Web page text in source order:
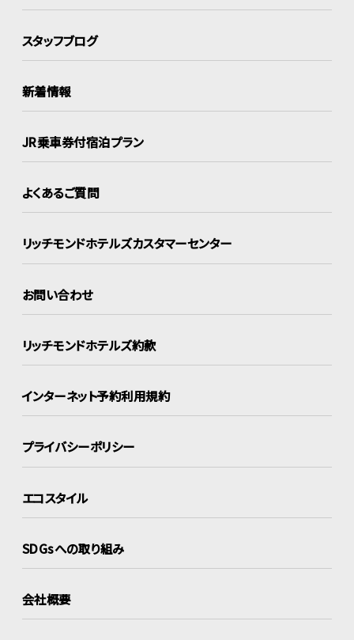
スタッフブログ
新着情報
JR乗車券付宿泊プラン
よくあるご質問
リッチモンドホテルズカスタマーセンター
お問い合わせ
リッチモンドホテルズ約款
インターネット予約利用規約
プライバシーポリシー
エコスタイル
SDGsへの取り組み
会社概要